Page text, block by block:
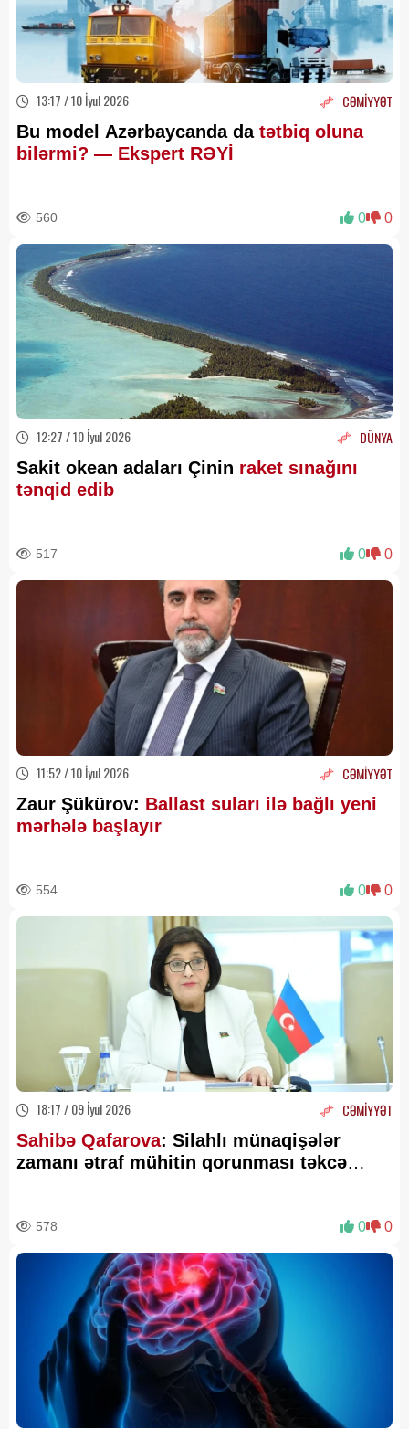
13:17 / 10 İyul 2026 CƏMİYYƏT
Bu model Azərbaycanda da tətbiq oluna
bilərmi? — Ekspert RƏYİ
560 0 0
12:27 / 10 İyul 2026 DÜNYA
Sakit okean adaları Çinin raket sınağını
tənqid edib
517 0 0
11:52 / 10 İyul 2026 CƏMİYYƏT
Zaur Şükürov: Ballast suları ilə bağlı yeni
mərhələ başlayır
554 0 0
18:17 / 09 İyul 2026 CƏMİYYƏT
Sahibə Qafarova: Silahlı münaqişələr
zamanı ətraf mühitin qorunması təkcə
578 0 0